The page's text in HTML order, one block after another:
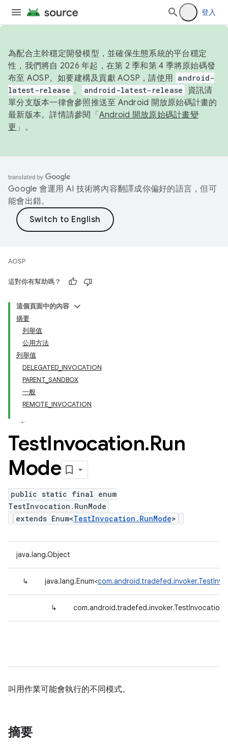
登入
為配合主幹穩定開發模型，並確保生態系統的平台穩定
性，我們將自 2026 年起，在第 2 季和第 4 季將原始碼發
布至 AOSP。如要建構及貢獻 AOSP，請使用 android-
latest-release 。 android-latest-release
資訊清
單分支版本一律會參照推送至 Android 開放原始碼計畫的
最新版本。詳情請參閱「 Android 開放原始碼計畫變
更 」。
Google 會運用 AI 技術將內容翻譯成你偏好的語言，但可
能會出錯。
AOSP
這對你有幫助嗎？
這個頁面中的內容
摘要
列舉值
公用方法
列舉值
DELEGATED_INVOCATION
PARENT_SANDBOX
一般
REMOTE_INVOCATION
TestInvocation.Run
Mode
public static final enum
TestInvocation.RunMode
extends Enum<TestInvocation.RunMode>
java.lang.Object
↳ java.lang.Enum<
↳
叫用作業可能會執行的不同模式。
摘要